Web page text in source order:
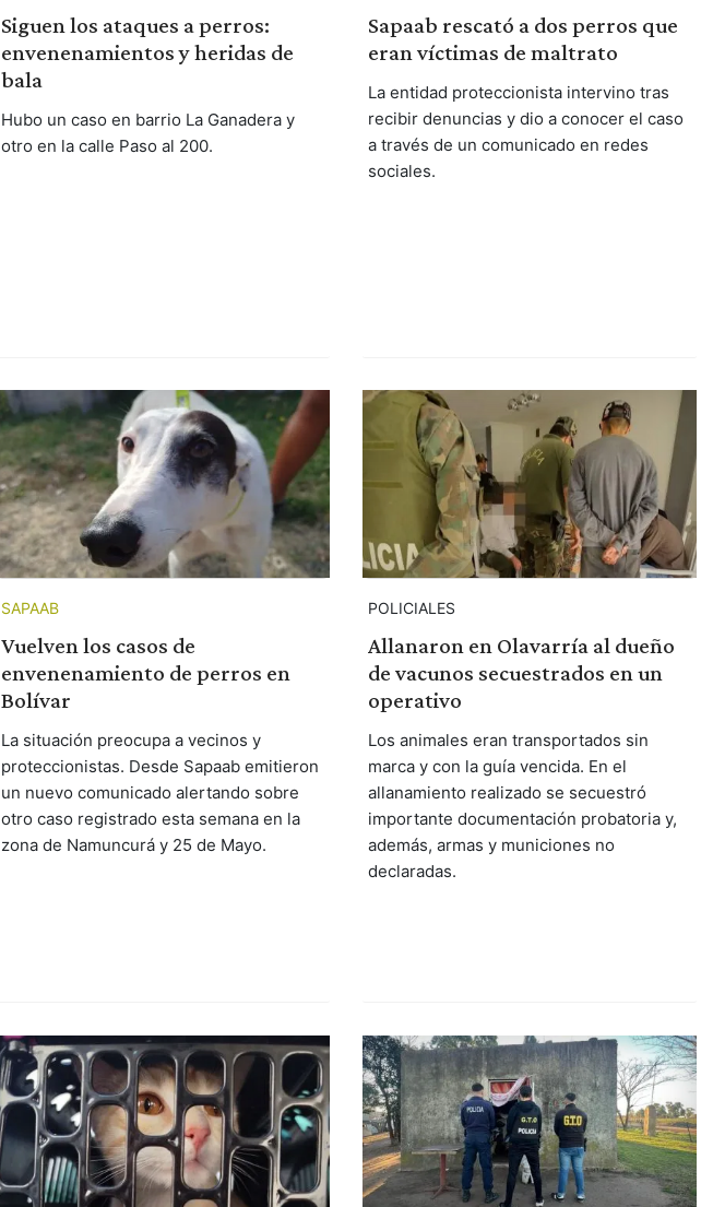
Siguen los ataques a perros:
envenenamientos y heridas de
bala
Hubo un caso en barrio La Ganadera y
otro en la calle Paso al 200.
Sapaab rescató a dos perros que
eran víctimas de maltrato
La entidad proteccionista intervino tras
recibir denuncias y dio a conocer el caso
a través de un comunicado en redes
sociales.
SAPAAB
Vuelven los casos de
envenenamiento de perros en
Bolívar
La situación preocupa a vecinos y
proteccionistas. Desde Sapaab emitieron
un nuevo comunicado alertando sobre
otro caso registrado esta semana en la
zona de Namuncurá y 25 de Mayo.
POLICIALES
Allanaron en Olavarría al dueño
de vacunos secuestrados en un
operativo
Los animales eran transportados sin
marca y con la guía vencida. En el
allanamiento realizado se secuestró
importante documentación probatoria y,
además, armas y municiones no
declaradas.